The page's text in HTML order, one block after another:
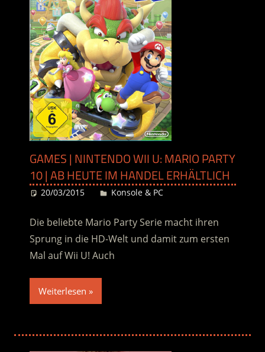
GAMES | NINTENDO WII U: MARIO PARTY
10 | AB HEUTE IM HANDEL ERHÄLTLICH
20/03/2015 Desiree
Konsole & PC
Die beliebte Mario Party Serie macht ihren
Sprung in die HD-Welt und damit zum ersten
Mal auf Wii U! Auch
Weiterlesen